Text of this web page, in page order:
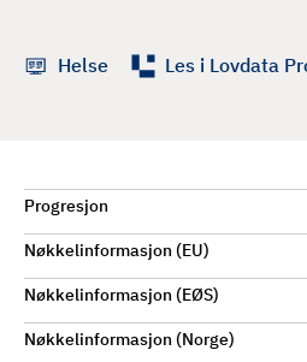
Helse Les i Lovdata
Progresjon
Nøkkelinformasjon (EU)
Nøkkelinformasjon (EØS)
Nøkkelinformasjon (Norge)